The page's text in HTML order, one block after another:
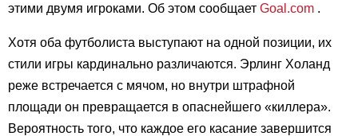
этими двумя игроками. Об этом сообщает Goal.com .
Хотя оба футболиста выступают на одной позиции, их
стили игры кардинально различаются. Эрлинг Холанд
реже встречается с мячом, но внутри штрафной
площади он превращается в опаснейшего «киллера».
Вероятность того, что каждое его касание завершится